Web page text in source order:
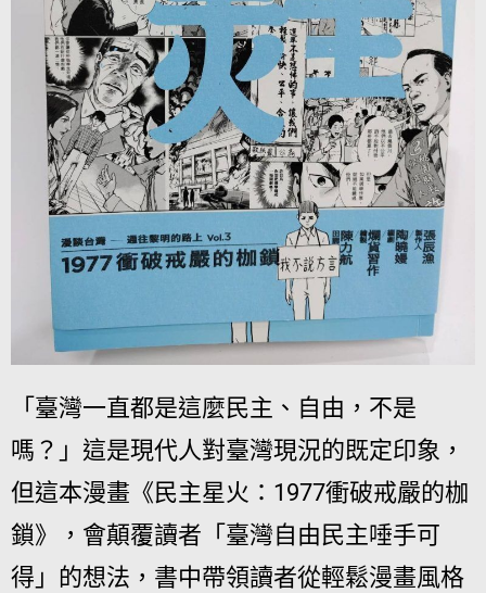
「臺灣一直都是這麼民主、自由，不是
嗎？」這是現代人對臺灣現況的既定印象，
但這本漫畫《民主星火：1977衝破戒嚴的枷
鎖》，會顛覆讀者「臺灣自由民主唾手可
得」的想法，書中帶領讀者從輕鬆漫畫風格